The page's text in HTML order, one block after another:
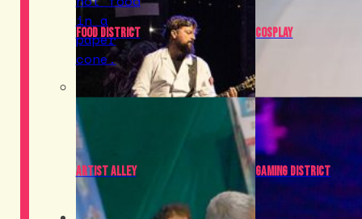
Food District Cosplay
Artist Alley Gaming District